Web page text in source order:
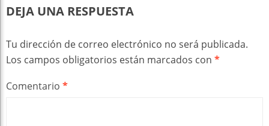
DEJA UNA RESPUESTA
Tu dirección de correo electrónico no será publicada.
Los campos obligatorios están marcados con *
Comentario *